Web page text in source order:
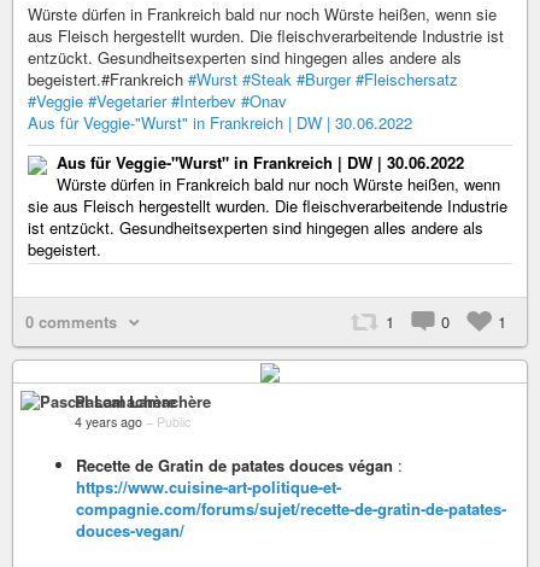
Würste dürfen in Frankreich bald nur noch Würste heißen, wenn sie
aus Fleisch hergestellt wurden. Die fleischverarbeitende Industrie ist
entzückt. Gesundheitsexperten sind hingegen alles andere als
begeistert.#Frankreich #Wurst #Steak #Burger #Fleischersatz
#Veggie #Vegetarier #Interbev #Onav
Aus für Veggie-"Wurst" in Frankreich | DW | 30.06.2022
Aus für Veggie-"Wurst" in Frankreich | DW | 30.06.2022
Würste dürfen in Frankreich bald nur noch Würste heißen, wenn
sie aus Fleisch hergestellt wurden. Die fleischverarbeitende Industrie
ist entzückt. Gesundheitsexperten sind hingegen alles andere als
begeistert.
0 comments 1 0 1
Pascal Lamachère
4 years ago – Public
Recette de Gratin de patates douces végan :
https://www.cuisine-art-politique-et-
compagnie.com/forums/sujet/recette-de-gratin-de-patates-
douces-vegan/